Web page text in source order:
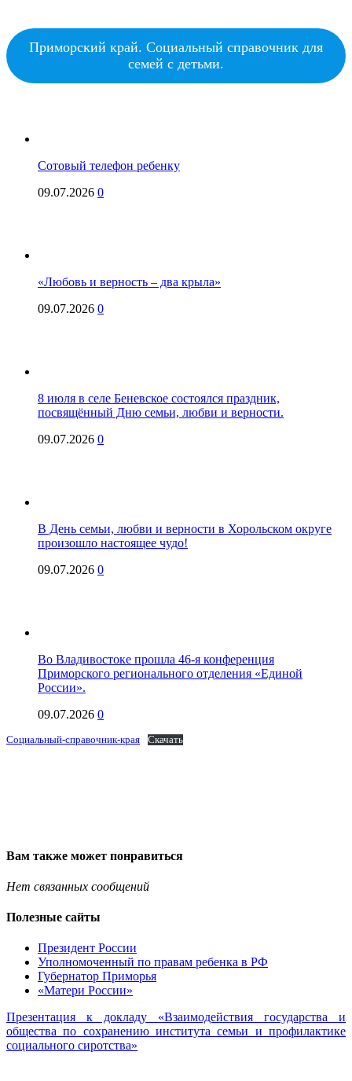
Приморский край. Социальный справочник для
семей с детьми.
Сотовый телефон ребенку
09.07.2026 0
«Любовь и верность – два крыла»
09.07.2026 0
8 июля в селе Беневское состоялся праздник,
посвящённый Дню семьи, любви и верности.
09.07.2026 0
В День семьи, любви и верности в Хорольском округе
произошло настоящее чудо!
09.07.2026 0
Во Владивостоке прошла 46-я конференция
Приморского регионального отделения «Единой
России».
09.07.2026 0
Социальный-справочник-края Скачать
Вам также может понравиться
Нет связанных сообщений
Полезные сайты
Президент России
Уполномоченный по правам ребенка в РФ
Губернатор Приморья
«Матери России»
Презентация к докладу «Взаимодействия государства и
общества по сохранению института семьи и профилактике
социального сиротства»